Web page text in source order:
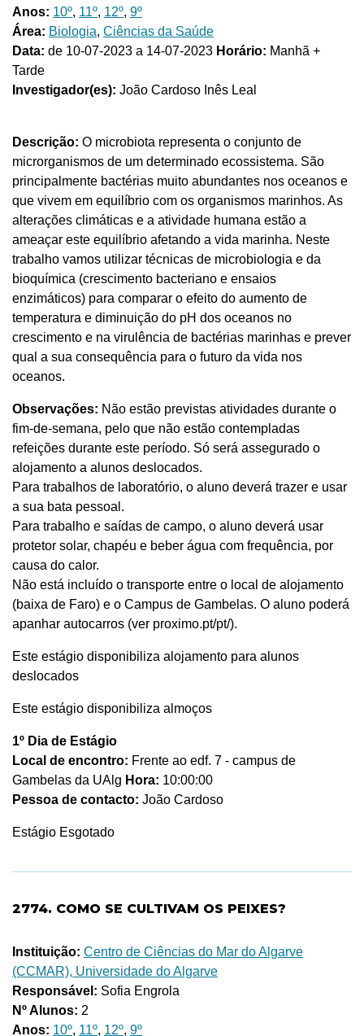
Anos: 10º, 11º, 12º, 9º
Área: Biologia, Ciências da Saúde
Data: de 10-07-2023 a 14-07-2023 Horário: Manhã +
Tarde
Investigador(es): João Cardoso Inês Leal
Descrição: O microbiota representa o conjunto de
microrganismos de um determinado ecossistema. São
principalmente bactérias muito abundantes nos oceanos e
que vivem em equilíbrio com os organismos marinhos. As
alterações climáticas e a atividade humana estão a
ameaçar este equilíbrio afetando a vida marinha. Neste
trabalho vamos utilizar técnicas de microbiologia e da
bioquímica (crescimento bacteriano e ensaios
enzimáticos) para comparar o efeito do aumento de
temperatura e diminuição do pH dos oceanos no
crescimento e na virulência de bactérias marinhas e prever
qual a sua consequência para o futuro da vida nos
oceanos.
Observações: Não estão previstas atividades durante o
fim-de-semana, pelo que não estão contempladas
refeições durante este período. Só será assegurado o
alojamento a alunos deslocados.
Para trabalhos de laboratório, o aluno deverá trazer e usar
a sua bata pessoal.
Para trabalho e saídas de campo, o aluno deverá usar
protetor solar, chapéu e beber água com frequência, por
causa do calor.
Não está incluído o transporte entre o local de alojamento
(baixa de Faro) e o Campus de Gambelas. O aluno poderá
apanhar autocarros (ver proximo.pt/pt/).
Este estágio disponibiliza alojamento para alunos
deslocados
Este estágio disponibiliza almoços
1º Dia de Estágio
Local de encontro: Frente ao edf. 7 - campus de
Gambelas da UAlg Hora: 10:00:00
Pessoa de contacto: João Cardoso
Estágio Esgotado
2774. COMO SE CULTIVAM OS PEIXES?
Instituição: Centro de Ciências do Mar do Algarve
(CCMAR), Universidade do Algarve
Responsável: Sofia Engrola
Nº Alunos: 2
Anos: 10º, 11º, 12º, 9º